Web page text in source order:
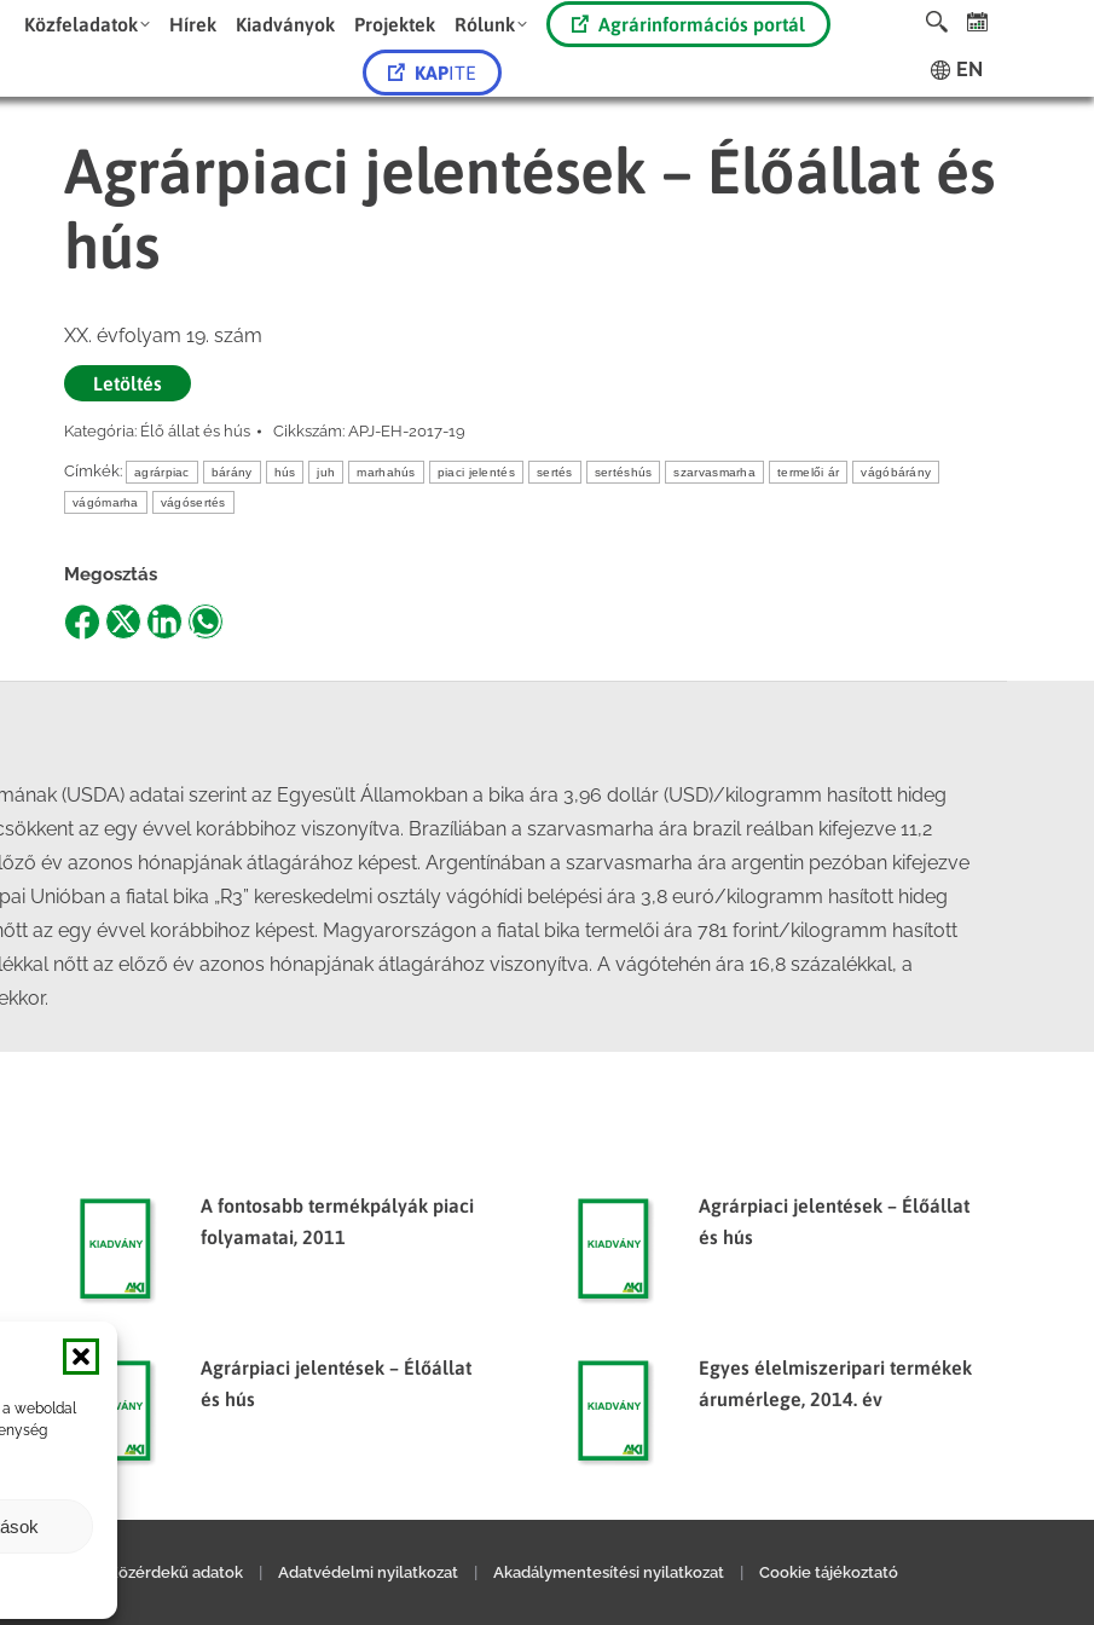
a weboldal
Közfeladatok Hírek Kiadványok Projektek Rólunk Agrárinformációs portál
KAPITE EN
Agrárpiaci jelentések – Élőállat és
hús
XX. évfolyam 19. szám
Letöltés
Kategória: Élő állat és hús Cikkszám: APJ-EH-2017-19
Címkék: agrárpiac bárány hús juh marhahús piaci jelentés sertés sertéshús szarvasmarha termelői ár vágóbárány
vágómarha vágósertés
Megosztás
ShareShareShareShare
(USDA) adatai szerint az Egyesült Államokban a bika ára 3,96 dollár (USD)/kilogramm hasított hideg
az egy évvel korábbihoz viszonyítva. Brazíliában a szarvasmarha ára brazil reálban kifejezve 11,2
év azonos hónapjának átlagárához képest. Argentínában a szarvasmarha ára argentin pezóban kifejezve
Unióban a fiatal bika „R3” kereskedelmi osztály vágóhídi belépési ára 3,8 euró/kilogramm hasított hideg
az egy évvel korábbihoz képest. Magyarországon a fiatal bika termelői ára 781 forint/kilogramm hasított
nőtt az előző év azonos hónapjának átlagárához viszonyítva. A vágótehén ára 16,8 százalékkal, a
A fontosabb termékpályák piaci
folyamatai, 2011
Agrárpiaci jelentések – Élőállat
és hús
Agrárpiaci jelentések – Élőállat
és hús
Egyes élelmiszeripari termékek
árumérlege, 2014. év
Közérdekű adatok Adatvédelmi nyilatkozat Akadálymentesítési nyilatkozat Cookie tájékoztató